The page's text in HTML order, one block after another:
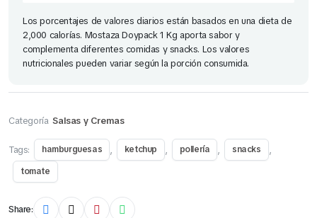
Los porcentajes de valores diarios están basados en una dieta de
2,000 calorías. Mostaza Doypack 1 Kg aporta sabor y
complementa diferentes comidas y snacks. Los valores
nutricionales pueden variar según la porción consumida.
Categoría Salsas y Cremas
Tags: hamburguesas , ketchup , pollería , snacks ,
tomate
Share: